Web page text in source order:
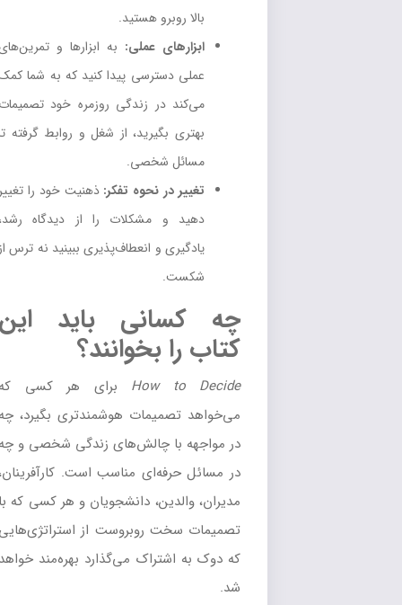
بالا روبرو هستید.
ابزارهای عملی:به ابزارها و تمرین‌های
عملی دسترسی پیدا کنید که به شما کمک
می‌کند در زندگی روزمره خود تصمیمات
بهتری بگیرید، از شغل و روابط گرفته تا
مسائل شخصی.
تغییر در نحوه تفکر:ذهنیت خود را تغییر
دهید و مشکلات را از دیدگاه رشد،
یادگیری و انعطاف‌پذیری ببینید نه ترس از
چه کسانی باید این
کتاب را بخوانند؟
How to Decide برای هر کسی که
می‌خواهد تصمیمات هوشمندتری بگیرد، چه
در مواجهه با چالش‌های زندگی شخصی و چه
در مسائل حرفه‌ای مناسب است. کارآفرینان،
مدیران، والدین، دانشجویان و هر کسی که با
تصمیمات سخت روبروست از استراتژی‌هایی
که دوک به اشتراک می‌گذارد بهره‌مند خواهد